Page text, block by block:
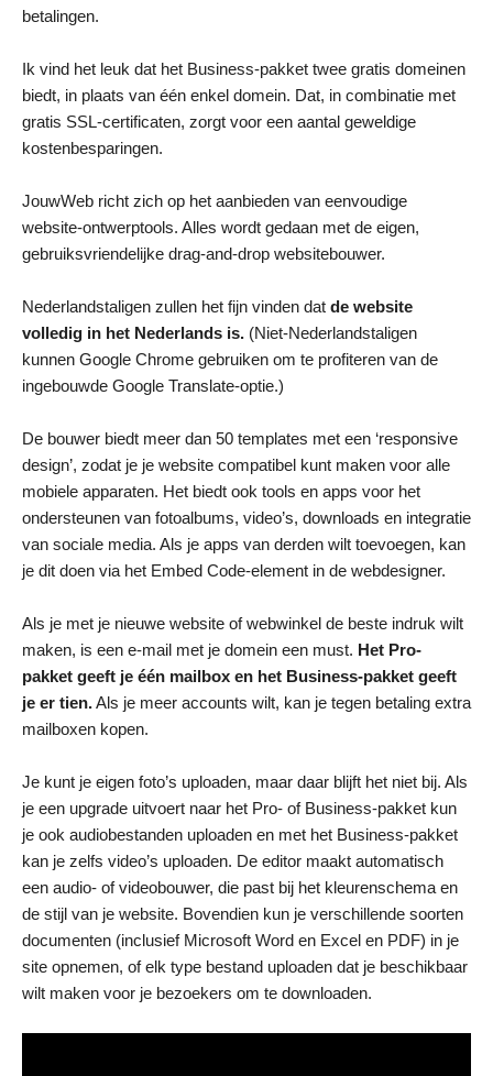
betalingen.
Ik vind het leuk dat het Business-pakket twee gratis domeinen
biedt, in plaats van één enkel domein. Dat, in combinatie met
gratis SSL-certificaten, zorgt voor een aantal geweldige
kostenbesparingen.
JouwWeb richt zich op het aanbieden van eenvoudige
website-ontwerptools. Alles wordt gedaan met de eigen,
gebruiksvriendelijke drag-and-drop websitebouwer.
Nederlandstaligen zullen het fijn vinden dat de website
volledig in het Nederlands is. (Niet-Nederlandstaligen
kunnen Google Chrome gebruiken om te profiteren van de
ingebouwde Google Translate-optie.)
De bouwer biedt meer dan 50 templates met een ‘responsive
design’, zodat je je website compatibel kunt maken voor alle
mobiele apparaten. Het biedt ook tools en apps voor het
ondersteunen van fotoalbums, video’s, downloads en integratie
van sociale media. Als je apps van derden wilt toevoegen, kan
je dit doen via het Embed Code-element in de webdesigner.
Als je met je nieuwe website of webwinkel de beste indruk wilt
maken, is een e-mail met je domein een must. Het Pro-
pakket geeft je één mailbox en het Business-pakket geeft
je er tien.Als je meer accounts wilt, kan je tegen betaling extra
mailboxen kopen.
Je kunt je eigen foto’s uploaden, maar daar blijft het niet bij. Als
je een upgrade uitvoert naar het Pro- of Business-pakket kun
je ook audiobestanden uploaden en met het Business-pakket
kan je zelfs video’s uploaden. De editor maakt automatisch
een audio- of videobouwer, die past bij het kleurenschema en
de stijl van je website. Bovendien kun je verschillende soorten
documenten (inclusief Microsoft Word en Excel en PDF) in je
site opnemen, of elk type bestand uploaden dat je beschikbaar
wilt maken voor je bezoekers om te downloaden.